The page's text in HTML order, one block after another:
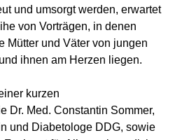
und umsorgt werden, erwartet
von Vorträgen, in denen
Mütter und Väter von jungen
ihnen am Herzen liegen.
kurzen
Dr. Med. Constantin Sommer,
und Diabetologe DDG, sowie